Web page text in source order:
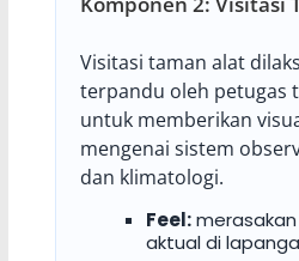
Visitasi taman alat
terpandu oleh petugas
untuk memberikan
mengenai sistem
dan klimatologi.
Feel:merasakan
aktual di